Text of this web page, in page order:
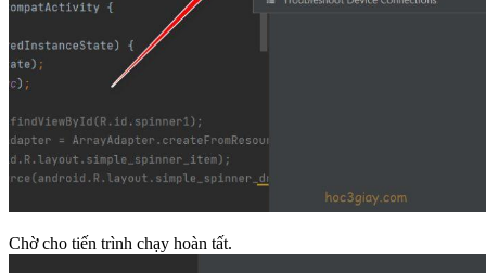
Chờ cho tiến trình chạy hoàn tất.